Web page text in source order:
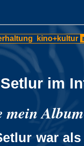
kino+kultur
im
mein
war